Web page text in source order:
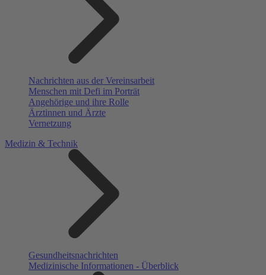
Nachrichten aus der Vereinsarbeit
Menschen mit Defi im Porträt
Angehörige und ihre Rolle
Ärztinnen und Ärzte
Vernetzung
Medizin & Technik
Gesundheitsnachrichten
Medizinische Informationen - Überblick